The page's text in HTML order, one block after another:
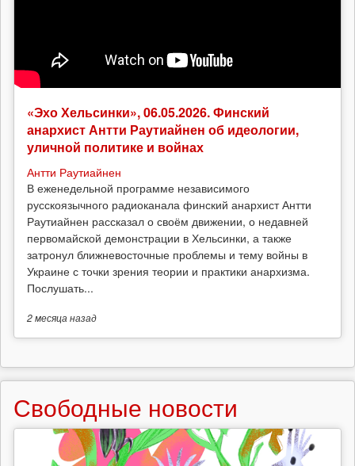
«Эхо Хельсинки», 06.05.2026. Финский
анархист Антти Раутиайнен об идеологии,
уличной политике и войнах
Антти Раутиайнен
В еженедельной программе независимого
русскоязычного радиоканала финский анархист Антти
Раутиайнен рассказал о своём движении, о недавней
первомайской демонстрации в Хельсинки, а также
затронул ближневосточные проблемы и тему войны в
Украине с точки зрения теории и практики анархизма.
Послушать...
2 месяцаназад
Свободные новости